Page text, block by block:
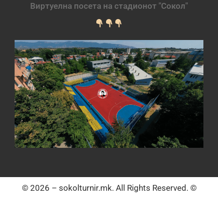
Виртуелна посета на стадионот "Сокол"
© 2026 – sokolturnir.mk. All Rights Reserved. ©